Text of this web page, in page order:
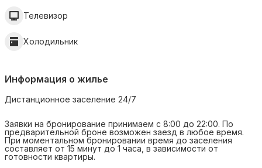
Телевизор
Холодильник
Информация о жилье
Дистанционное заселение 24/7
Заявки на бронирование принимаем с 8:00 до 22:00. По
предварительной броне возможен заезд в любое время.
При моментальном бронировании время до заселения
составляет от 15 минут до 1 часа, в зависимости от
готовности квартиры.